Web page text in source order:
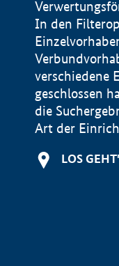
In den
verschiedene
geschlossen
die
Art der
LOS